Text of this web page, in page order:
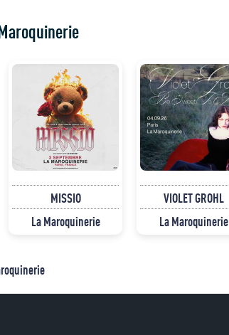
MISSIO
La Maroquinerie
VIOLET GROHL
La Maroquinerie